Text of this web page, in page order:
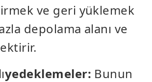
ve geri yüklemek
depolama alanı ve
yedeklemeler: Bunun